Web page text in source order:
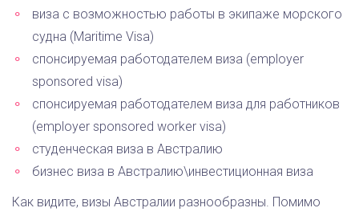
виза с возможностью работы в экипаже морского
судна (Maritime Visa)
спонсируемая работодателем виза (employer
sponsored visa)
спонсируемая работодателем виза для работников
(employer sponsored worker visa)
студенческая виза в Австралию
бизнес виза в Австралию\инвестиционная виза
Как видите, визы Австралии разнообразны. Помимо